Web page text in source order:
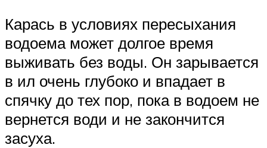
Карась в условиях пересыхания
водоема может долгое время
выживать без воды. Он зарывается
в ил очень глубоко и впадает в
спячку до тех пор, пока в водоем не
вернется води и не закончится
засуха.